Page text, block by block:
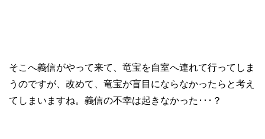
そこへ義信がやって来て、竜宝を自室へ連れて行ってしま
うのですが、改めて、竜宝が盲目にならなかったらと考え
てしまいますね。義信の不幸は起きなかった･･･？